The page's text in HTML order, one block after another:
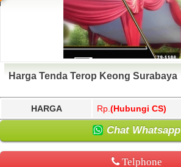
Harga Tenda Terop Keong Surabaya
HARGA Rp. (Hubungi CS)
Chat Whatsapp
Telphone